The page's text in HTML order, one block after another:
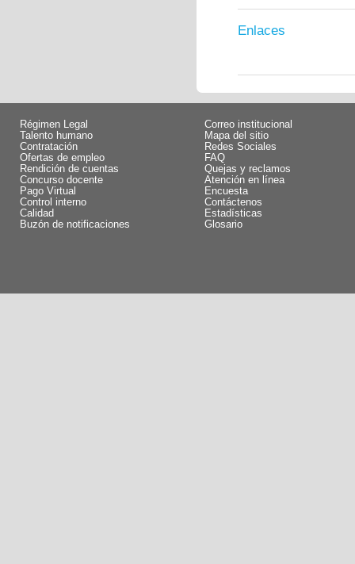
Enlaces
Régimen Legal
Talento humano
Contratación
Ofertas de empleo
Rendición de cuentas
Concurso docente
Pago Virtual
Control interno
Calidad
Buzón de notificaciones
Correo institucional
Mapa del sitio
Redes Sociales
FAQ
Quejas y reclamos
Atención en línea
Encuesta
Contáctenos
Estadísticas
Glosario